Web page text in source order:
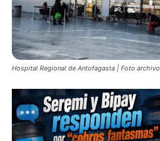
Hospital Regional de Antofagasta | Foto archivo